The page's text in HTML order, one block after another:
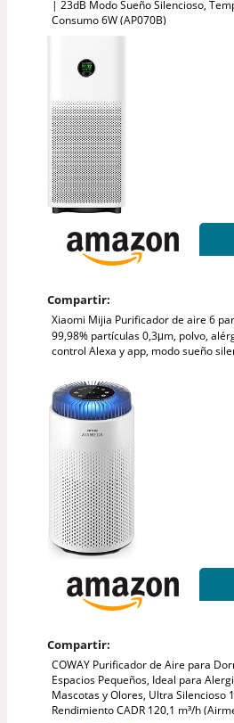
| 23dB Modo Sueño Silencioso,
Consumo 6W (AP070B)
Compartir:
Xiaomi Mijia Purificador de aire 6
99,98% partículas 0,3μm, polvo,
control Alexa y app, modo sueño
Compartir:
COWAY Purificador de Aire para
Espacios Pequeños, Ideal para
Mascotas y Olores, Ultra Silencioso
Rendimiento CADR 120,1 m³/h